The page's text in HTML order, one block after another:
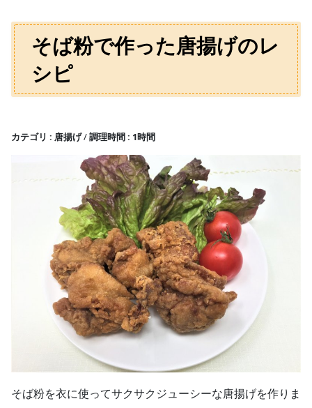
そば粉で作った唐揚げのレ
シピ
カテゴリ 唐揚げ 調理時間 1時間
そば粉を衣に使ってサクサクジューシーな唐揚げを作りま